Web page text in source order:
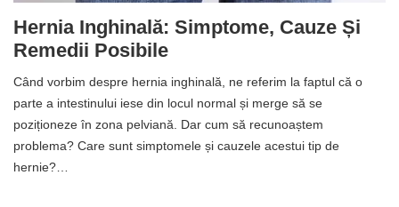
Hernia Inghinală: Simptome, Cauze Și
Remedii Posibile
Când vorbim despre hernia inghinală, ne referim la faptul că o
parte a intestinului iese din locul normal și merge să se
poziționeze în zona pelviană. Dar cum să recunoaștem
problema? Care sunt simptomele și cauzele acestui tip de
hernie?…